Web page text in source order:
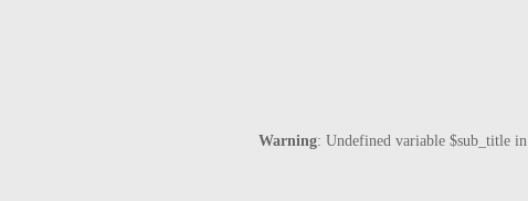
Warning: Undefined variable $sub_title in